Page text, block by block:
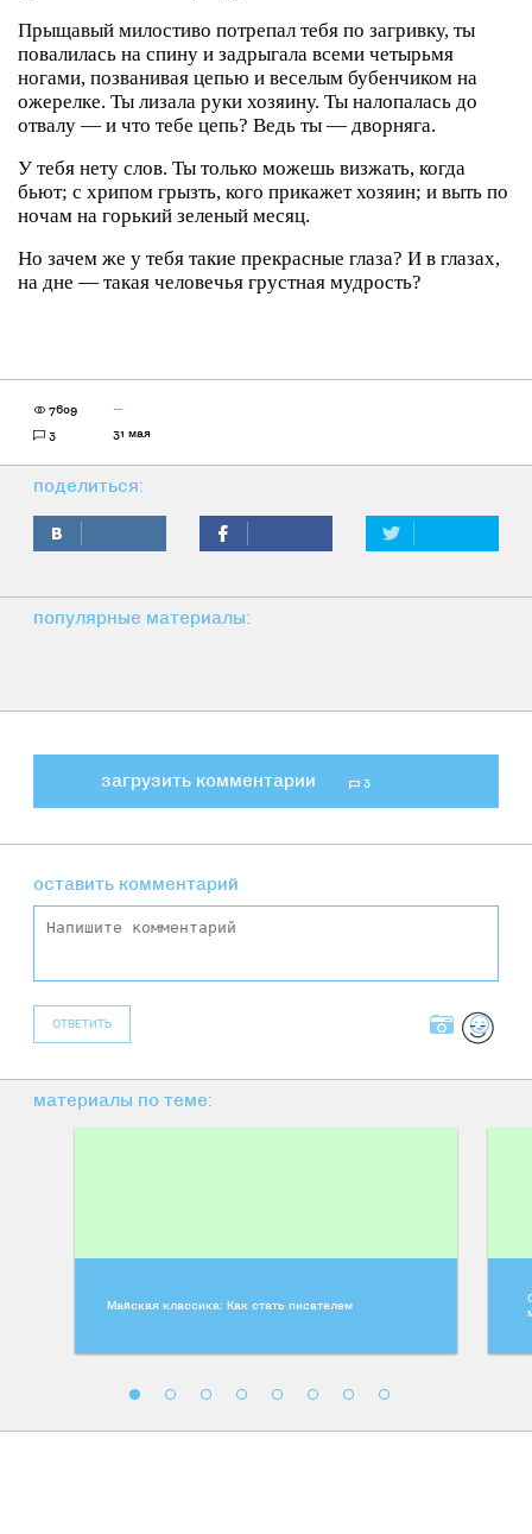
Прыщавый милостиво потрепал тебя по загривку, ты
повалилась на спину и задрыгала всеми четырьмя
ногами, позванивая цепью и веселым бубенчиком на
ожерелке. Ты лизала руки хозяину. Ты налопалась до
отвалу — и что тебе цепь? Ведь ты — дворняга.
У тебя нету слов. Ты только можешь визжать, когда
бьют; с хрипом грызть, кого прикажет хозяин; и выть по
ночам на горький зеленый месяц.
Но зачем же у тебя такие прекрасные глаза? И в глазах,
на дне — такая человечья грустная мудрость?
7609
3
—
31 мая
поделиться:
популярные материалы:
загрузить комментарии 3
оставить комментарий
ОТВЕТИТЬ
материалы по теме:
Майская классика: Как стать писателем